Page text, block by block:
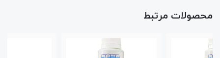
محصولات مرتبط